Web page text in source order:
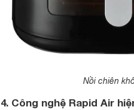
Nồi chiên
4. Công nghệ Rapid Air